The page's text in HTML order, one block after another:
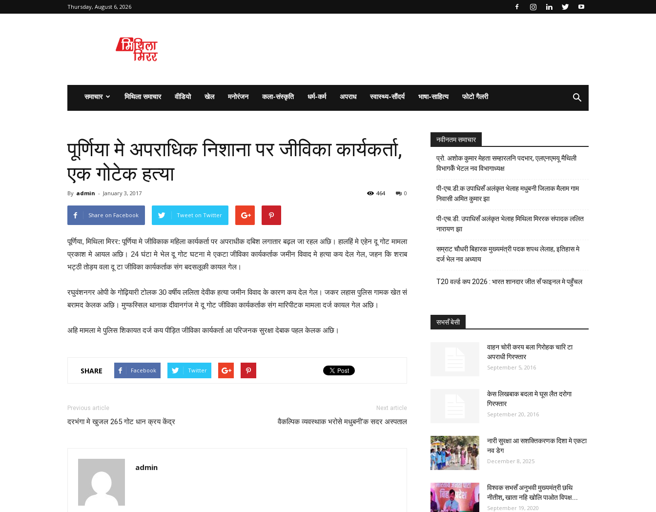
Thursday, August 6, 2026
समाचार मिथिला समाचार वीडियो खेल मनोरंजन कला-संस्कृति धर्म-कर्म अपराध स्वास्थ्य-सौंदर्य भाषा-साहित्य फोटो गैलरी
पूर्णिया मे अपराधिक निशाना पर जीविका कार्यकर्ता,
एक गोटेक हत्या
By admin - January 3, 2017 0
464
Share on Facebook Tweet on Twitter
पूर्णिया, मिथिला मिरर: पूर्णिया मे जीविकाक महिला कार्यकर्ता पर अपराधीक दबिश लगातार बढ़ल जा रहल अछि। हालहिं मे एहेन दू गोट मामला
प्रकाश मे आयल अछि। 24 घंटा मे भेल दू गोट घटना मे एकटा जीविका कार्यकर्ताक जमीन विवाद मे हत्या कय देल गेल, जहन कि शराब
भट्ठी तोड़य वला दू टा जीविका कार्यकर्ताक संग बदसलूकी कायल गेल।
रघुवंशनगर ओपी के गोढ़ियारी टोलक 30 वर्षीय ललिता देवीक हत्या जमीन विवाद के कारण कय देल गेल। जकर लहास पुलिस गामक खेत सं
बरामद केलक अछि। मुप्फस्सिल थानाक दीवानगंज मे दू गोट जीविका कार्यकर्ताक संग मारिपीटक मामला दर्ज कायल गेल अछि।
अहि मामला मे पुलिस शिकायत दर्ज कय पीड़ित जीविका कार्यकर्ता आ परिजनक सुरक्षा देबाक पहल केलक अछि।
SHARE Facebook Twitter
Previous article
दरभंगा मे खुजल 265 गोट धान क्रय केंद्र
Next article
वैकल्पिक व्यवस्थाक भरोसे मधुबनी’क सदर अस्पताल
admin
नवीनतम समाचार
प्रो. अशोक कुमार मेहता सम्हारलनि पदभार, एलएनएमयू मैथिली
विभागकेँ भेटल नव विभागाध्यक्ष
पी-एच.डी.क उपाधिसँ अलंकृत भेलाह मधुबनी जिलाक मैलाम गाम
निवासी अमित कुमार झा
पी-एच.डी. उपाधिसँ अलंकृत भेलाह मिथिला मिररक संपादक ललित
नारायण झा
सम्राट चौधरी बिहारक मुख्यमंत्री पदक शपथ लेलाह, इतिहास मे
दर्ज भेल नव अध्याय
T20 वर्ल्ड कप 2026 : भारत शानदार जीत सँ फाइनल मे पहुँचल
सभसँ बेसी
वाहन चोरी करय बला गिरोहक चारि टा
अपराधी गिरफ्तार
September 5, 2016
केस लिखबाक बदला मे घूस लैत दरोगा
गिरफ्तार
September 20, 2016
नारी सुरक्षा आ सशक्तिकरणक दिशा मे एकटा
नव डेग
December 8, 2025
विश्वक सभसँ अनुभवी मुख्यमंत्री छथि
नीतीश, खाता नहि खोलि पाओत विपक्ष...
September 19, 2020